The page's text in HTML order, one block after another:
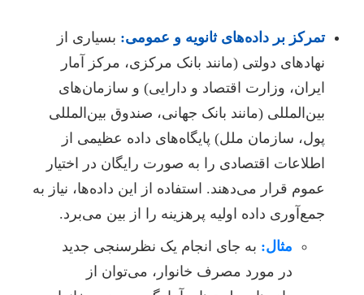
تمرکز بر داده‌های ثانویه و عمومی: بسیاری از
نهادهای دولتی (مانند بانک مرکزی، مرکز آمار
ایران، وزارت اقتصاد و دارایی) و سازمان‌های
بین‌المللی (مانند بانک جهانی، صندوق بین‌المللی
پول، سازمان ملل) پایگاه‌های داده عظیمی از
اطلاعات اقتصادی را به صورت رایگان در اختیار
عموم قرار می‌دهند. استفاده از این داده‌ها، نیاز به
جمع‌آوری داده اولیه پرهزینه را از بین می‌برد.
مثال: به جای انجام یک نظرسنجی جدید
در مورد مصرف خانوار، می‌توان از